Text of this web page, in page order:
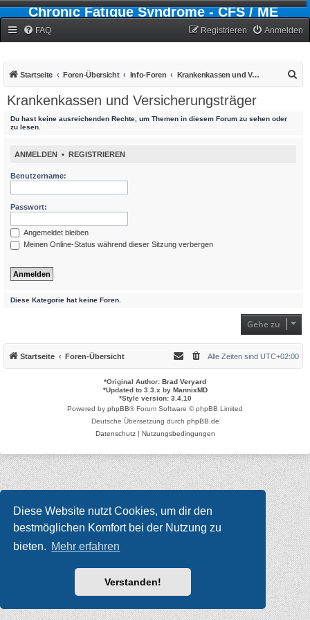
Diese Website nutzt Cookies, um dir den
bestmöglichen Komfort bei der Nutzung zu
bieten. Mehr erfahren
Verstanden!
Chronic Fatigue Syndrome - CFS / ME
FAQ Anmelden
Registrieren
Startseite Foren-Übersicht Info-Foren Krankenkassen und Versicherungsträger
Krankenkassen und Versicherungsträger
Du hast keine ausreichenden Rechte, um Themen in diesem Forum zu sehen oder
zu lesen.
ANMELDEN • REGISTRIEREN
Benutzername:
Passwort:
Angemeldet bleiben
Meinen Online-Status während dieser Sitzung verbergen
Diese Kategorie hat keine Foren.
Gehe zu
Startseite Foren-Übersicht Alle Zeiten sind UTC+02:00
*Original Author: Brad Veryard
*Updated to 3.3.x by MannixMD
*Style version: 3.4.10
Powered by phpBB® Forum Software © phpBB Limited
Deutsche Übersetzung durch phpBB.de
Datenschutz| Nutzungsbedingungen